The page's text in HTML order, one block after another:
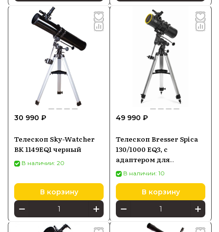
30 990 ₽
Телескоп Sky-Watcher
BK 1149EQ1 черный
В наличии: 20
В корзину
49 990 ₽
Телескоп Bresser Spica
130/1000 EQ3, с
адаптером для
смартфона
В наличии: 10
В корзину